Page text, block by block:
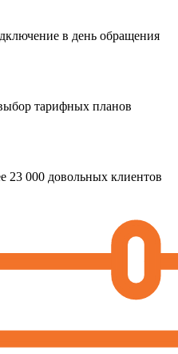
в день обращения
тарифных планов
23 000 довольных клиентов